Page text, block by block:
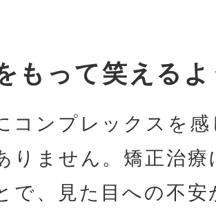
もって笑える
コンプレックスを
りません。矯正治
で、見た目への不